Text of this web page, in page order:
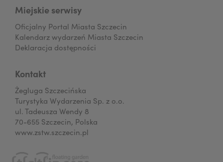
Miejskie serwisy
Oficjalny Portal Miasta Szczecin
Kalendarz wydarzeń Miasta Szczecin
Deklaracja dostępności
Kontakt
Żegluga Szczecińska
Turystyka Wydarzenia Sp. z o.o.
ul. Tadeusza Wendy 8
70-655 Szczecin, Polska
www.zstw.szczecin.pl